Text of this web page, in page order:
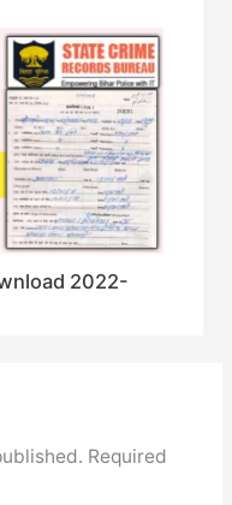
2022-
Required